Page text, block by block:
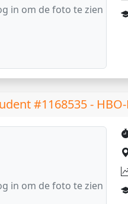
in om de foto te zien
#1168535 -
in om de foto te zien